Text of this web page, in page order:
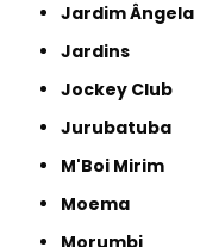
Jardim Ângela
Jardins
Jockey Club
Jurubatuba
M'Boi Mirim
Moema